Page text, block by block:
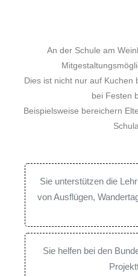
An der Schule am
Dies ist nicht nur auf Kuchen
bei Festen
Beispielsweise bereichern
Sie unterstützen die
von Ausflügen,
Sie helfen bei den